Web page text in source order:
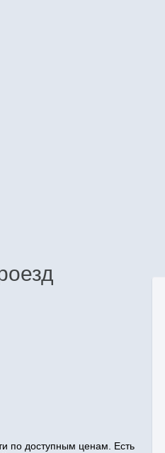
по доступным ценам. Есть